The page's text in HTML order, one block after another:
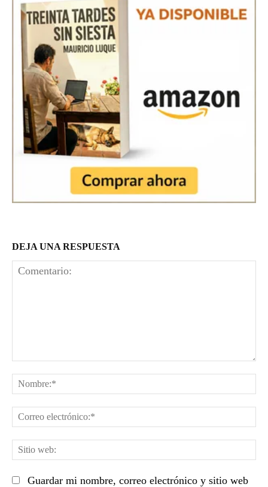
DEJA UNA RESPUESTA
Guardar mi nombre, correo electrónico y sitio web